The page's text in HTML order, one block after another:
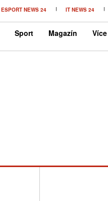
ESPORT NEWS 24 IT NEWS 24
Sport Magazín Více